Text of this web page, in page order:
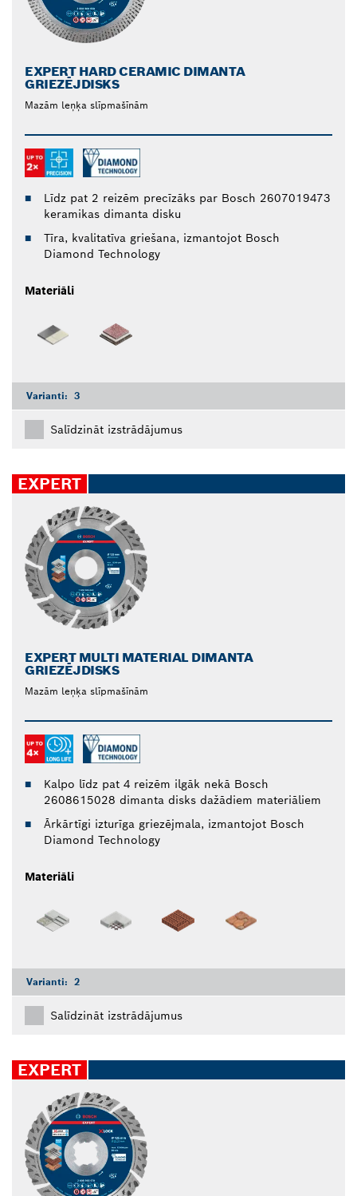
EXPERT HARD CERAMIC DIMANTA
GRIEZĒJDISKS
Mazām leņķa slīpmašīnām
Līdz pat 2 reizēm precīzāks par Bosch 2607019473
keramikas dimanta disku
Tīra, kvalitatīva griešana, izmantojot Bosch
Diamond Technology
Materiāli
Varianti: 3
Salīdzināt izstrādājumus
EXPERT
EXPERT MULTI MATERIAL DIMANTA
GRIEZĒJDISKS
Mazām leņķa slīpmašīnām
Kalpo līdz pat 4 reizēm ilgāk nekā Bosch
2608615028 dimanta disks dažādiem materiāliem
Ārkārtīgi izturīga griezējmala, izmantojot Bosch
Diamond Technology
Materiāli
Varianti: 2
Salīdzināt izstrādājumus
EXPERT